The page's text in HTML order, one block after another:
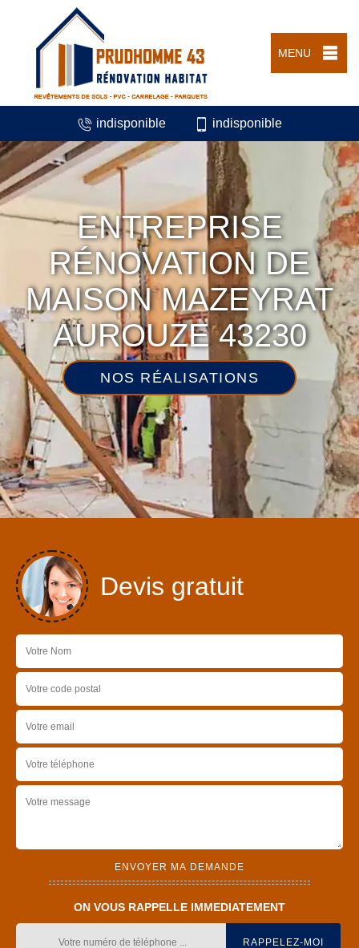
MENU
indisponible indisponible
ENTREPRISE
RÉNOVATION DE
MAISON MAZEYRAT
AUROUZE 43230
NOS RÉALISATIONS
Devis gratuit
ON VOUS RAPPELLE IMMEDIATEMENT